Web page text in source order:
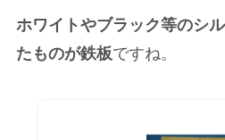
ホワイトやブラック等のシ
たものが鉄板ですね。